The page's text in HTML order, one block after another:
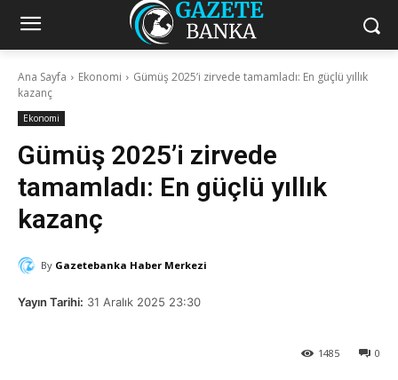
Ana Sayfa Ekonomi
Gümüş 2025’i zirvede tamamladı: En güçlü yıllık
kazanç
Ekonomi
Gümüş 2025’i zirvede
tamamladı: En güçlü yıllık
kazanç
By Gazetebanka Haber Merkezi
Yayın Tarihi: 31 Aralık 2025 23:30
0
1485